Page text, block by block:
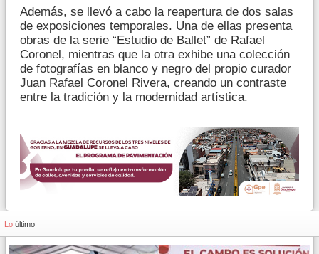
Además, se llevó a cabo la reapertura de dos salas
de exposiciones temporales. Una de ellas presenta
obras de la serie “Estudio de Ballet” de Rafael
Coronel, mientras que la otra exhibe una colección
de fotografías en blanco y negro del propio curador
Juan Rafael Coronel Rivera, creando un contraste
entre la tradición y la modernidad artística.
Lo último